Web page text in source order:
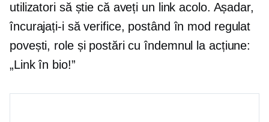
utilizatori să știe că aveți un link acolo. Așadar,
încurajați-i să verifice, postând în mod regulat
povești, role și postări cu îndemnul la acțiune:
„Link în bio!”